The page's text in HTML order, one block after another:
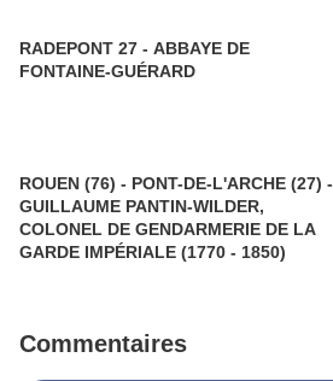
RADEPONT 27 - ABBAYE DE
FONTAINE-GUÉRARD
ROUEN (76) - PONT-DE-L'ARCHE (27) -
GUILLAUME PANTIN-WILDER,
COLONEL DE GENDARMERIE DE LA
GARDE IMPÉRIALE (1770 - 1850)
Commentaires